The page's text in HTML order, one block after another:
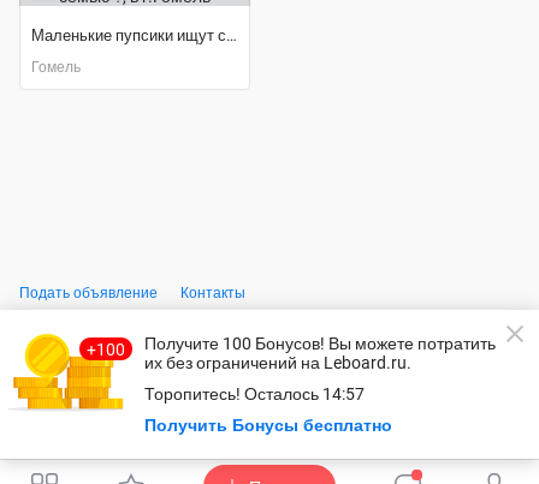
Получите 100 Бонусов! Вы можете потратить
их без ограничений на Leboard.ru.
Торопитесь! Осталось 14:57
Получить Бонусы бесплатно
Маленькие пупсики ищут семью ?
Гомель
Подать объявление Контакты
© Leboard.ru – безопасный сайт бесплатных объявлений.
Использование сайта, в том числе подача объявлений, означает
согласие спользовательским соглашением
конфидециальности.
Оплачивая услуги на сайте, вы принимаете